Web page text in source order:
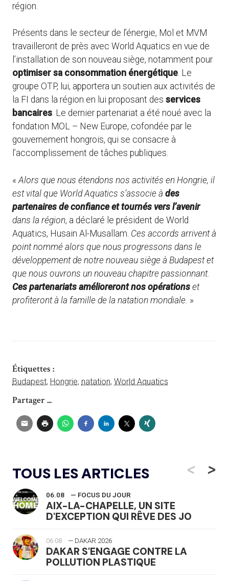
région.
Présents dans le secteur de l’énergie, Mol et MVM
travailleront de près avec World Aquatics en vue de
l’installation de son nouveau siège, notamment pour
optimiser sa consommation énergétique. Le
groupe OTP, lui, apportera un soutien aux activités de
la FI dans la région en lui proposant des services
bancaires. Le dernier partenariat a été noué avec la
fondation MOL – New Europe, cofondée par le
gouvernement hongrois, qui se consacre à
l’accomplissement de tâches publiques.
« Alors que nous étendons nos activités en Hongrie, il
est vital que World Aquatics s’associe à des
partenaires de confiance et tournés vers l’avenir
dans la région, a déclaré le président de World
Aquatics, Husain Al-Musallam. Ces accords arrivent à
point nommé alors que nous progressons dans le
développement de notre nouveau siège à Budapest et
que nous ouvrons un nouveau chapitre passionnant.
Ces partenariats amélioreront nos opérations et
profiteront à la famille de la natation mondiale. »
Étiquettes :
Budapest, Hongrie, natation, World Aquatics
Partager ...
TOUS LES ARTICLES <
06.08 — FOCUS DU JOUR
AIX-LA-CHAPELLE, UN SITE
D'EXCEPTION QUI RÊVE DES JO
06.08 — DAKAR 2026
DAKAR S'ENGAGE CONTRE LA
POLLUTION PLASTIQUE
>